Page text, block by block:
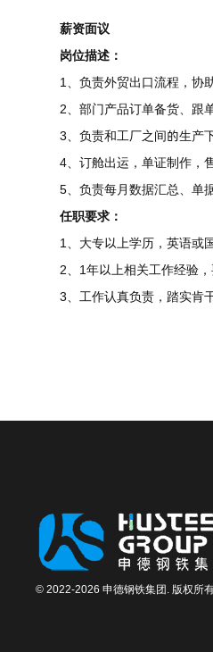
薪资面议
岗位描述：
1、负责外贸出口流程，协
2、部门产品订单备货、跟
3、负责和工厂之间的生产
4、订舱出运，单证制作，
5、负责每月数据汇总、单
任职要求：
1、大专以上学历，英语或
2、1年以上相关工作经验
3、工作认真负责，踏实肯
© 2022-2026 申德钢铁集团. 版权所